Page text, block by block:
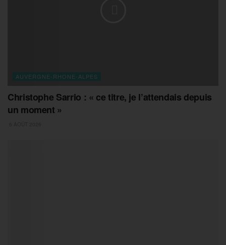
AUVERGNE-RHONE-ALPES
Christophe Sarrio : « ce titre, je l’attendais depuis
un moment »